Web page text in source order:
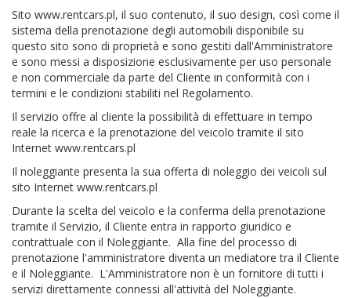
Sito www.rentcars.pl, il suo contenuto, il suo design, così come il
sistema della prenotazione degli automobili disponibile su
questo sito sono di proprietà e sono gestiti dall'Amministratore
e sono messi a disposizione esclusivamente per uso personale
e non commerciale da parte del Cliente in conformità con i
termini e le condizioni stabiliti nel Regolamento.
Il servizio offre al cliente la possibilità di effettuare in tempo
reale la ricerca e la prenotazione del veicolo tramite il sito
Internet www.rentcars.pl
Il noleggiante presenta la sua offerta di noleggio dei veicoli sul
sito Internet www.rentcars.pl
Durante la scelta del veicolo e la conferma della prenotazione
tramite il Servizio, il Cliente entra in rapporto giuridico e
contrattuale con il Noleggiante. Alla fine del processo di
prenotazione l'amministratore diventa un mediatore tra il Cliente
e il Noleggiante. L'Amministratore non è un fornitore di tutti i
servizi direttamente connessi all'attività del Noleggiante.